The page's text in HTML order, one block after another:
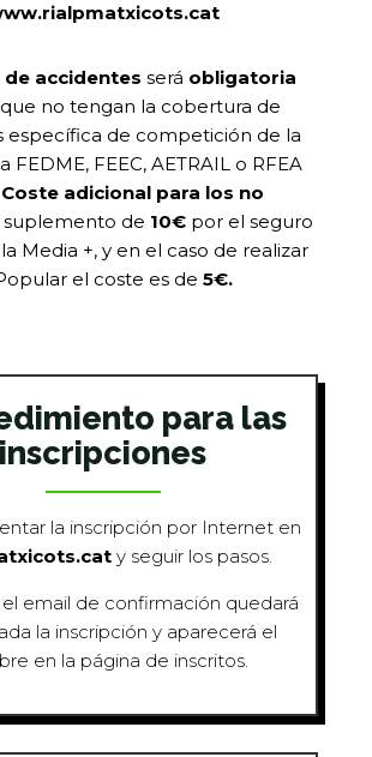
de accidentes será obligatoria
no tengan la cobertura de
específica de competición de la
FEDME, FEEC, AETRAIL o RFEA
Coste adicional para los no
suplemento de 10€por el seguro
la Media +,y en el caso de realizar
el coste es de 5€.
para las
inscripciones
la inscripción por Internet en
y seguir los pasos.
el email de confirmación quedará
la inscripción y aparecerá el
en la página de inscritos.